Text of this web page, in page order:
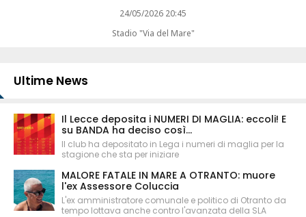
24/05/2026 20:45
Stadio "Via del Mare"
Ultime News
Il Lecce deposita i NUMERI DI MAGLIA: eccoli! E
su BANDA ha deciso così...
Il club ha depositato in Lega i numeri di maglia per la
stagione che sta per iniziare
MALORE FATALE IN MARE A OTRANTO: muore
l'ex Assessore Coluccia
L'ex amministratore comunale e politico di Otranto da
tempo lottava anche contro l'avanzata della SLA